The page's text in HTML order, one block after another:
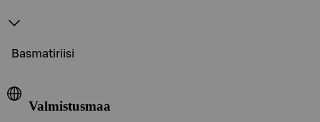
Basmatiriisi
Valmistusmaa